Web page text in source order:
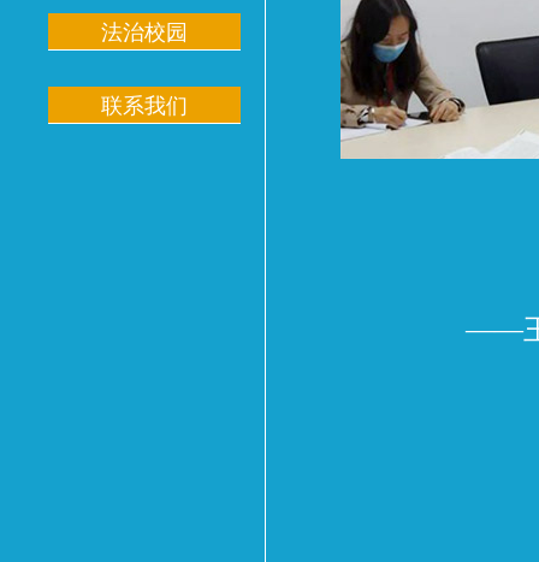
法治校园
联系我们
——王